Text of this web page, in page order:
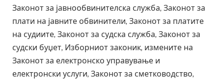
Законот за јавнообвинителска служба, Законот за
плати на јавните обвинители, Законот за платите
на судиите, Законот за судска служба, Законот за
судски буџет, Изборниот законик, измените на
Законот за електронско управување и
електронски услуги, Законот за сметководство,